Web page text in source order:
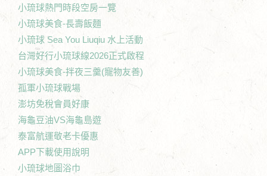
小琉球熱門時段空房一覽
小琉球美食-長壽飯麵
小琉球 Sea You Liuqiu 水上活動
台灣好行小琉球線2026正式啟程
小琉球美食-拌夜三羹(寵物友善)
孤軍小琉球戰場
澎坊免稅會員好康
海龜豆油VS海龜島遊
泰富航運敬老卡優惠
APP下載使用說明
小琉球地圖浴巾